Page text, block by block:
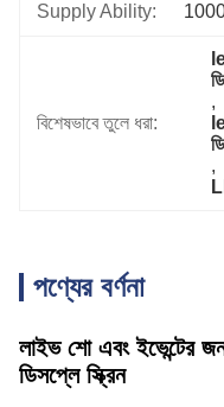
Supply Ability:
বিশেষভাবে তুলে ধরা:
,
,
পণ্যের বর্ণনা
লাইভ শো এবং ইভেন্টের
ডিসপ্লে স্ক্রিন